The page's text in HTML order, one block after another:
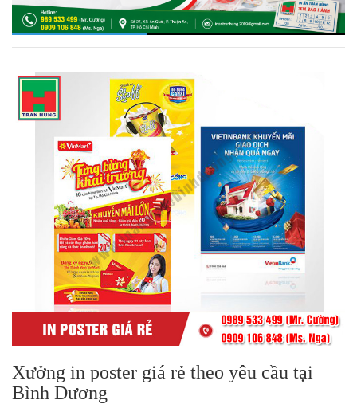
Xưởng in poster giá rẻ theo yêu cầu tại
Bình Dương